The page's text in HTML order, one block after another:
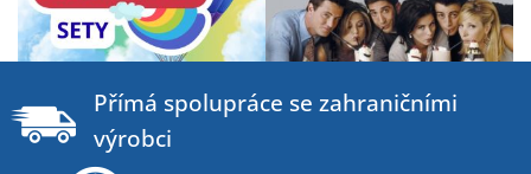
p
Přímá spolupráce se zahraničními
výrobci